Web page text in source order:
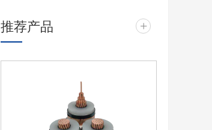
推荐产品 +